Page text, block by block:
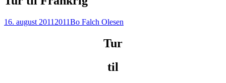
16. august 2011 2011Bo Falch Olesen
Tur
til